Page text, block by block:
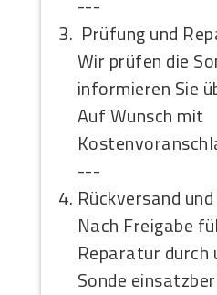
---
Prüfung und
Wir prüfen die
informieren Sie
Auf Wunsch mit
---
Rückversand
Nach Freigabe
Reparatur durch
Sonde